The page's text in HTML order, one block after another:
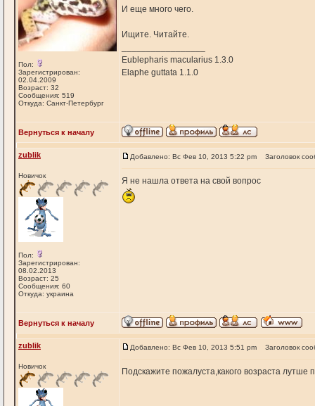
Пол:
Зарегистрирован:
02.04.2009
Возраст: 32
Сообщения: 519
Откуда: Санкт-Петербург
И еще много чего.
Ищите. Читайте.
Eublepharis macularius 1.3.0
Elaphe guttata 1.1.0
Вернуться к началу
zublik
Новичок
Пол:
Зарегистрирован:
08.02.2013
Возраст: 25
Сообщения: 60
Откуда: украина
Добавлено: Вс Фев 10, 2013 5:22 pm Заголовок
Я не нашла ответа на свой вопрос
Вернуться к началу
zublik
Новичок
Добавлено: Вс Фев 10, 2013 5:51 pm Заголовок
Подскажите пожалуста,какого возраста